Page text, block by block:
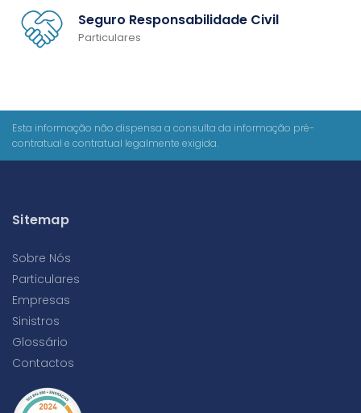
Seguro Responsabilidade Civil
Particulares
Esta informação não dispensa a consulta da informação pré-
contratual e contratual legalmente exigida.
Sitemap
Sobre Nós
Particulares
Empresas
Sinistros
Glossário
Contactos